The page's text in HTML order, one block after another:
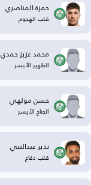
حمزة المناصري
قلب الهجوم
محمد عزيز حمدي
الظهير الأيسر
حسن مولهي
الجناح الأيسر
نذير عبدالنبي
قلب دفاع